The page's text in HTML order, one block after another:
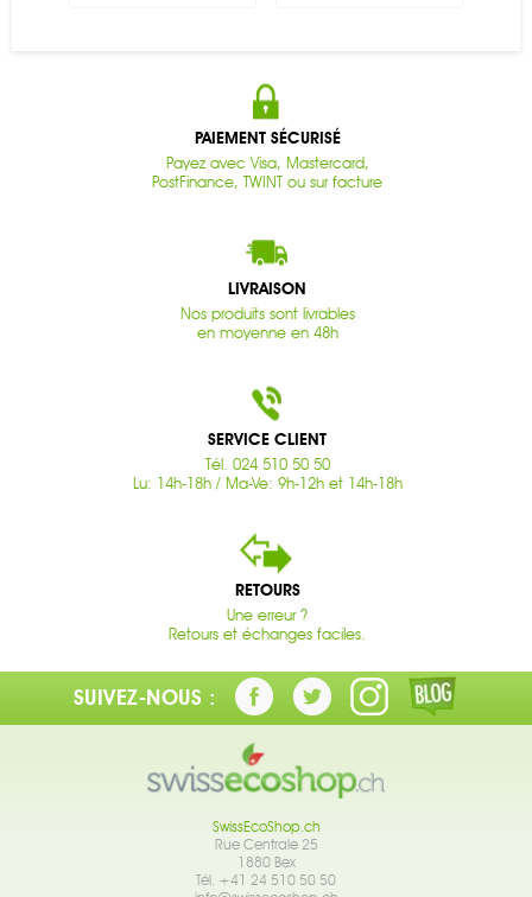
PAIEMENT SÉCURISÉ
Payez avec Visa, Mastercard,
PostFinance, TWINT ou sur facture
LIVRAISON
Nos produits sont livrables
en moyenne en 48h
SERVICE CLIENT
Tél. 024 510 50 50
Lu: 14h-18h / Ma-Ve: 9h-12h et 14h-18h
RETOURS
Une erreur ?
Retours et échanges faciles.
SUIVEZ-NOUS :
SwissEcoShop.ch
Rue Centrale 25
1880 Bex
Tél. +41 24 510 50 50